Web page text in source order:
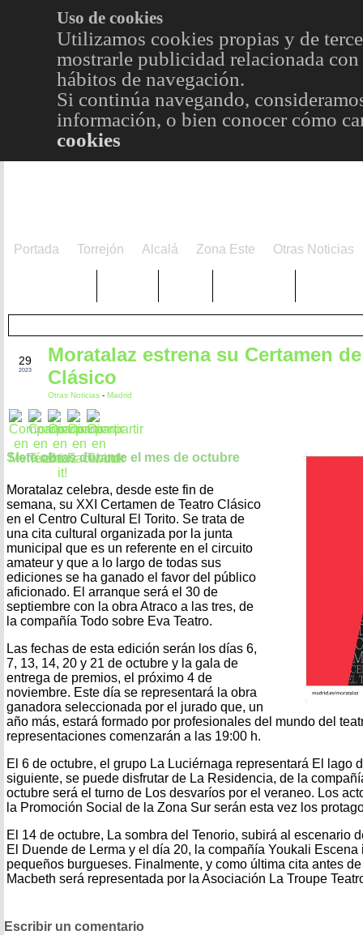
Uso de cookies
Utilizamos cookies propias y de
mostrarle publicidad relacionada
hábitos de navegación.
Si continúa navegando,
información, o bien conocer cómo
cookies
Portada Torrejón Alcalá Zona Este Otras Noticias
29
2023
Moratalaz estrena su Certamen
Clásico
Otras Noticias - Madrid
Siete obras durante el mes de octubre
Moratalaz celebra, desde este fin de
semana, su XXI Certamen de Teatro Clásico
en el Centro Cultural El Torito. Se trata de
una cita cultural organizada por la junta
municipal que es un referente en el circuito
amateur y que a lo largo de todas sus
ediciones se ha ganado el favor del público
aficionado. El arranque será el 30 de
septiembre con la obra Atraco a las tres, de
la compañía Todo sobre Eva Teatro.
Las fechas de esta edición serán los días 6,
7, 13, 14, 20 y 21 de octubre y la gala de
entrega de premios, el próximo 4 de
noviembre. Este día se representará la obra
ganadora seleccionada por el jurado que, un
año más, estará formado por profesionales del mundo del
representaciones comenzarán a las 19:00 h.
El 6 de octubre, el grupo La Luciérnaga representará El lago
siguiente, se puede disfrutar de La Residencia, de la
octubre será el turno de Los desvaríos por el veraneo. Los
la Promoción Social de la Zona Sur serán esta vez los
El 14 de octubre, La sombra del Tenorio, subirá al escenario
El Duende de Lerma y el día 20, la compañía Youkali
pequeños burgueses. Finalmente, y como última cita antes
Macbeth será representada por la Asociación La Troupe
Escribir un comentario